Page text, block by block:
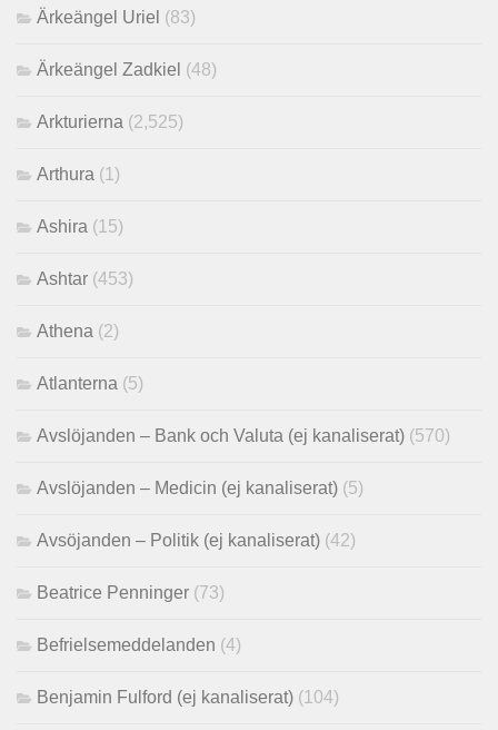
Ärkeängel Uriel (83)
Ärkeängel Zadkiel (48)
Arkturierna (2,525)
Arthura (1)
Ashira (15)
Ashtar (453)
Athena (2)
Atlanterna (5)
Avslöjanden – Bank och Valuta (ej kanaliserat) (570)
Avslöjanden – Medicin (ej kanaliserat) (5)
Avsöjanden – Politik (ej kanaliserat) (42)
Beatrice Penninger (73)
Befrielsemeddelanden (4)
Benjamin Fulford (ej kanaliserat) (104)